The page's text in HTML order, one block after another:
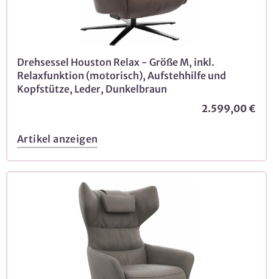
Drehsessel Houston Relax - Größe M, inkl.
Relaxfunktion (motorisch), Aufstehhilfe und
Kopfstütze, Leder, Dunkelbraun
2.599,00 €
Artikel anzeigen